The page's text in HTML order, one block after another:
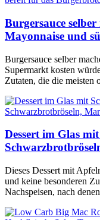
Burgersauce
Mayonnaise und
Burgersauce selber
Supermarkt kosten
Zutaten, die die meisten
Dessert im Glas
Dieses Dessert mit
und keine besonderen
Nachspeisen, nach